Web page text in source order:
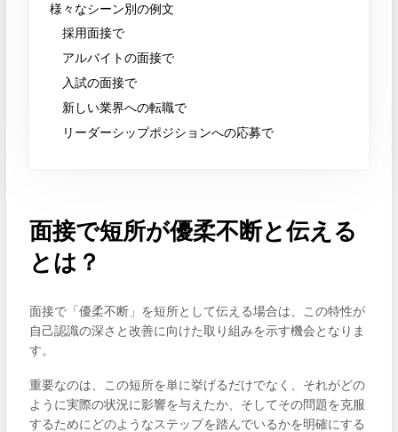
様々なシーン別の例文
採用面接で
アルバイトの面接で
入試の面接で
新しい業界への転職で
リーダーシップポジションへの応募で
面接で短所が優柔不断と伝える
とは？
面接で「優柔不断」を短所として伝える場合は、この特性が
自己認識の深さと改善に向けた取り組みを示す機会となりま
す。
重要なのは、この短所を単に挙げるだけでなく、それがどの
ように実際の状況に影響を与えたか、そしてその問題を克服
するためにどのようなステップを踏んでいるかを明確にする